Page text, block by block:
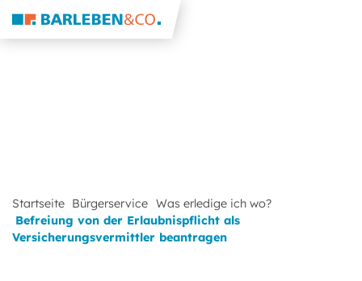
Startseite Bürgerservice Was erledige ich wo?
Befreiung von der Erlaubnispflicht als
Versicherungsvermittler beantragen